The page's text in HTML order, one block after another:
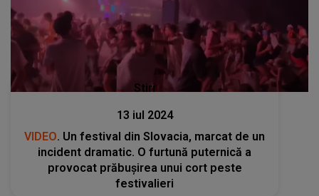
Stiri
13 iul 2024
VIDEO. Un festival din Slovacia, marcat de un
incident dramatic. O furtună puternică a
provocat prăbușirea unui cort peste
festivalieri